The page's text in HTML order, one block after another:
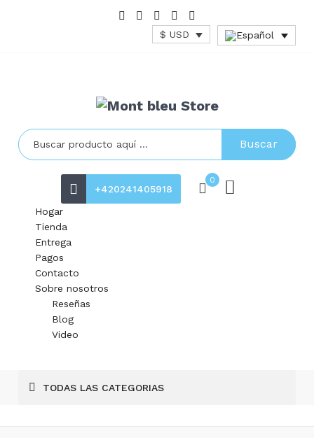
$ USD
Buscar
+420241405918
0
Hogar
Tienda
Entrega
Pagos
Contacto
Sobre nosotros
Reseñas
Blog
Video
TODAS LAS CATEGORIAS